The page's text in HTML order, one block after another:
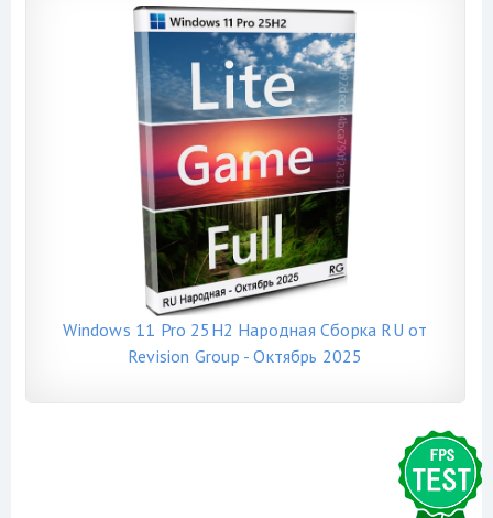
Windows 11 Pro 25H2 Народная Сборка RU от
Revision Group - Октябрь 2025